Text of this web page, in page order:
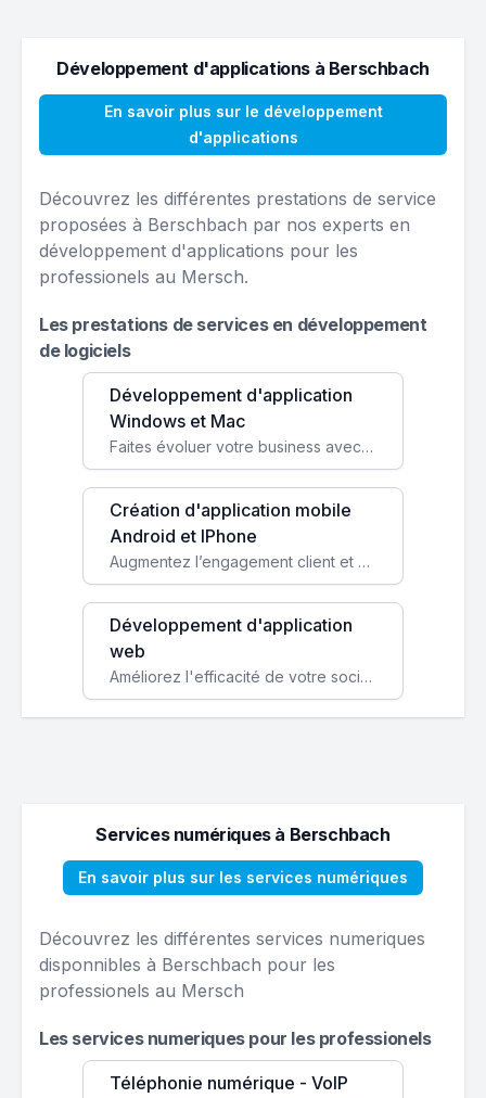
Développement d'applications à Berschbach
En savoir plus sur le développement
d'applications
Découvrez les différentes prestations de service
proposées à Berschbach par nos experts en
développement d'applications pour les
professionels au Mersch.
Les prestations de services en développement
de logiciels
Développement d'application
Windows et Mac
Faites évoluer votre business avec des solutions logicielles personnalisées, parfaitement adaptées à vos besoins spécifiques.
Création d'application mobile
Android et IPhone
Augmentez l’engagement client et simplifiez vos processus avec une application mobile sur mesure, disponible sur iOS et Android.
Développement d'application
web
Améliorez l'efficacité de votre société avec une application web personnalisée accessible partout et tout le temps.
Services numériques à Berschbach
En savoir plus sur les services numériques
Découvrez les différentes services numeriques
disponnibles à Berschbach pour les
professionels au Mersch
Les services numeriques pour les professionels
Téléphonie numérique - VoIP